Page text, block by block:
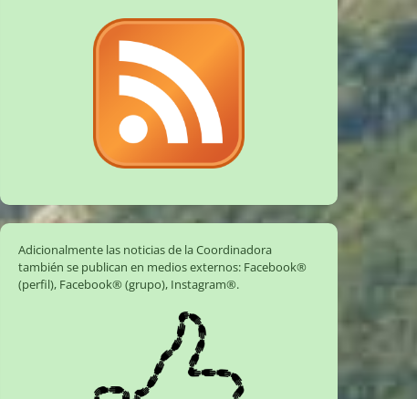
Adicionalmente las noticias de la Coordinadora
también se publican en medios externos: Facebook®
(perfil), Facebook® (grupo), Instagram®.